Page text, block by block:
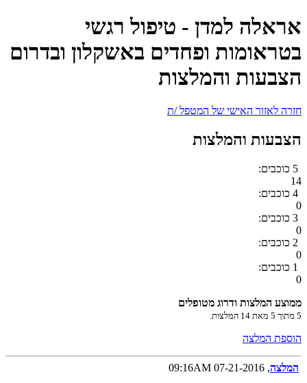
אראלה למדן - טיפול רגשי
בטראומות ופחדים באשקלון ובדרום
הצבעות והמלצות
חזרה לאזור האישי של המטפל /ת
הצבעות והמלצות
5 כוכבים:
14
4 כוכבים:
0
3 כוכבים:
0
2 כוכבים:
0
1 כוכבים:
0
ממוצע המלצות ודרוג מטופלים
5 מתוך 5 מאת 14 המלצות.
הוספת המלצה
המלצה, 07-21-2016 09:16AM